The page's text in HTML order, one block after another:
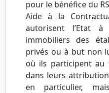
pour le bénéfice du
Aide à la
autorisent l’Etat
immobiliers des
privés ou à but non
où ils participent au
dans leurs
en particulier,